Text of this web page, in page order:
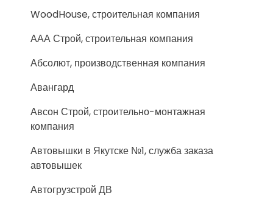
WoodHouse, строительная компания
ААА Строй, строительная компания
Абсолют, производственная компания
Авангард
Авсон Строй, строительно-монтажная
компания
Автовышки в Якутске №1, служба заказа
автовышек
Автогрузстрой ДВ